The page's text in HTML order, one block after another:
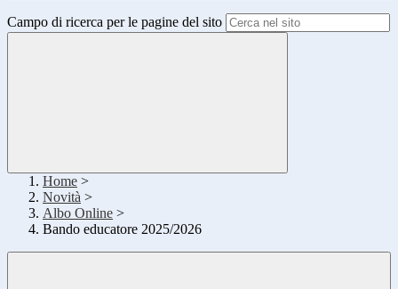
Campo di ricerca per le pagine del sito
Home >
Novità >
Albo Online >
Bando educatore 2025/2026